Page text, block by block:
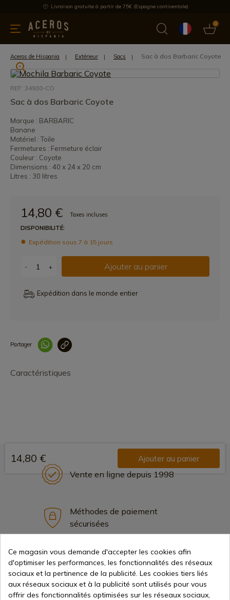
Livraison gratuite à partir de 75€ (Espagne continentale)
0
de cuisine Offre Dernières nouvelles Meilleures ventes
Aceros de Hispania Extérieur Sacs Sac à dos Barbaric Coyote
REF: 34930-CO
Sac à dos Barbaric Coyote
Marque : BARBARIC
Banane
Matériel : Toile
Fermetures : Fermeture éclair
Couleur : Coyote
Dimensions : 40 x 24 x 20 cm
Litres : 30 litres
14,80 €
Taxes incluses
DISPONIBILITÉ:
Expédition sous 7 à 15 jours
- + Ajouter au panier
Expédition dans le monde entier
Partager
Caractéristiques
14,80 € Ajouter au panier
Vente en ligne depuis 1998
Méthodes de paiement
sécurisées
Expédition internationale
Ce magasin vous demande d'accepter les cookies afin
d'optimiser les performances, les fonctionnalités des réseaux
sociaux et la pertinence de la publicité. Les cookies tiers liés
aux réseaux sociaux et à la publicité sont utilisés pour vous
offrir des fonctionnalités optimisées sur les réseaux sociaux,